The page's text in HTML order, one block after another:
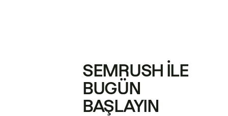
SEMRUSH ILE
BUGÜN
BAŞLAYIN